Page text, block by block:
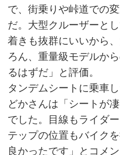
で、街乗りや峠道での
だ。大型クルーザーと
着きも抜群にいいから
ろん、重量級モデルか
るはずだ」と評価。
タンデムシートに乗車
どかさんは「シートが
でした。目線もライダ
テップの位置もバイク
良かったです」とコメン